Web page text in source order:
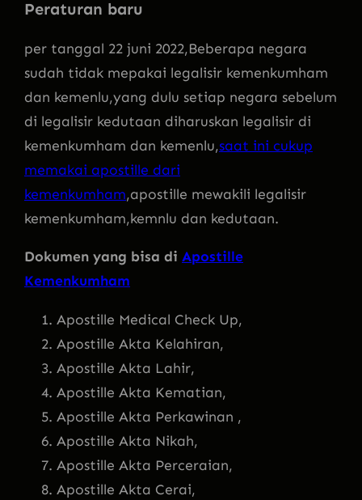
Peraturan baru
per tanggal 22 juni 2022,Beberapa negara
sudah tidak mepakai legalisir kemenkumham
dan kemenlu,yang dulu setiap negara sebelum
di legalisir kedutaan diharuskan legalisir di
kemenkumham dan kemenlu,saat ini cukup
memakai apostille dari
kemenkumham,apostille mewakili legalisir
kemenkumham,kemnlu dan kedutaan.
Dokumen yang bisa di Apostille
Kemenkumham
Apostille Medical Check Up,
Apostille Akta Kelahiran,
Apostille Akta Lahir,
Apostille Akta Kematian,
Apostille Akta Perkawinan ,
Apostille Akta Nikah,
Apostille Akta Perceraian,
Apostille Akta Cerai,